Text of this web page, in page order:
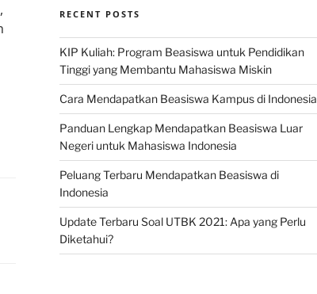
RECENT POSTS
KIP Kuliah: Program Beasiswa untuk Pendidikan
Tinggi yang Membantu Mahasiswa Miskin
Cara Mendapatkan Beasiswa Kampus di Indonesia
Panduan Lengkap Mendapatkan Beasiswa Luar
Negeri untuk Mahasiswa Indonesia
Peluang Terbaru Mendapatkan Beasiswa di
Indonesia
Update Terbaru Soal UTBK 2021: Apa yang Perlu
Diketahui?